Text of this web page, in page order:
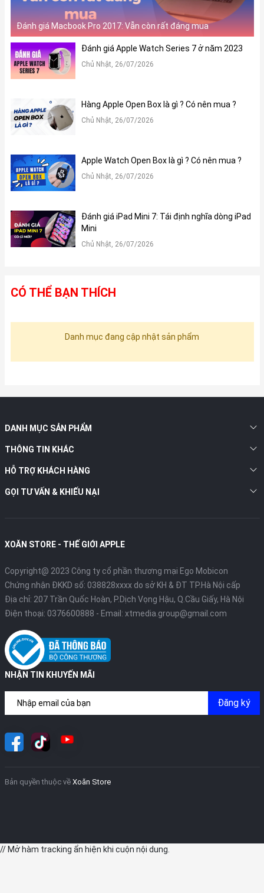
Đánh giá Macbook Pro 2017: Vẫn còn rất đáng mua
Đánh giá Apple Watch Series 7 ở năm 2023
Chủ Nhật, 26/07/2026
Hàng Apple Open Box là gì ? Có nên mua ?
Chủ Nhật, 26/07/2026
Apple Watch Open Box là gì ? Có nên mua ?
Chủ Nhật, 26/07/2026
Đánh giá iPad Mini 7: Tái định nghĩa dòng iPad
Mini
Chủ Nhật, 26/07/2026
CÓ THỂ BẠN THÍCH
Danh mục đang cập nhật sản phẩm
DANH MỤC SẢN PHẨM
THÔNG TIN KHÁC
HỖ TRỢ KHÁCH HÀNG
GỌI TƯ VẤN & KHIẾU NẠI
XOĂN STORE - THẾ GIỚI APPLE
Copyright@ 2023 Công ty cổ phần thương mại Ego Mobicon
Chứng nhận ĐKKD số: 038828xxxx do sở KH & ĐT TP.Hà Nội cấp
Địa chỉ: 207 Trần Quốc Hoàn, P.Dịch Vọng Hậu, Q.Cầu Giấy, Hà Nội
Điện thoại: 0376600888 - Email: xtmedia.group@gmail.com
NHẬN TIN KHUYẾN MÃI
Đăng ký
Bản quyền thuộc về Xoăn Store
// Mở hàm tracking ẩn hiện khi cuộn nội dung.